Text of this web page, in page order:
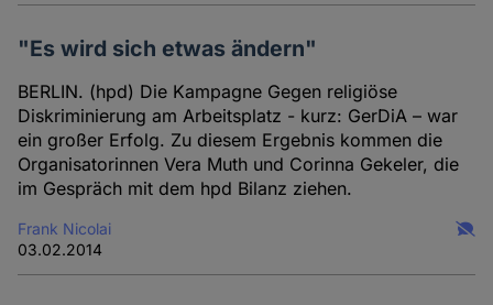
"Es wird sich etwas ändern"
BERLIN. (hpd) Die Kampagne Gegen religiöse
Diskriminierung am Arbeitsplatz - kurz: GerDiA – war
ein großer Erfolg. Zu diesem Ergebnis kommen die
Organisatorinnen Vera Muth und Corinna Gekeler, die
im Gespräch mit dem hpd Bilanz ziehen.
Frank Nicolai
03.02.2014